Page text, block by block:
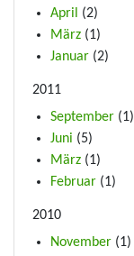
April
(2)
März (1)
Januar (2)
2011
September (1)
Juni (5)
März (1)
Februar (1)
2010
November (1)